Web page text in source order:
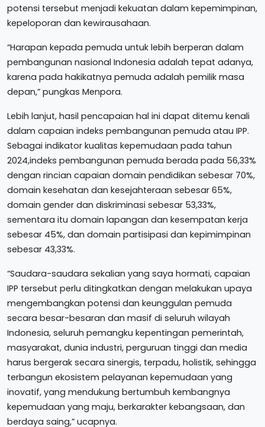
potensi tersebut menjadi kekuatan dalam kepemimpinan,
kepeloporan dan kewirausahaan.
“Harapan kepada pemuda untuk lebih berperan dalam
pembangunan nasional Indonesia adalah tepat adanya,
karena pada hakikatnya pemuda adalah pemilik masa
depan,” pungkas Menpora.
Lebih lanjut, hasil pencapaian hal ini dapat ditemu kenali
dalam capaian indeks pembangunan pemuda atau IPP.
Sebagai indikator kualitas kepemudaan pada tahun
2024,indeks pembangunan pemuda berada pada 56,33%
dengan rincian capaian domain pendidikan sebesar 70%,
domain kesehatan dan kesejahteraan sebesar 65%,
domain gender dan diskriminasi sebesar 53,33%,
sementara itu domain lapangan dan kesempatan kerja
sebesar 45%, dan domain partisipasi dan kepimimpinan
sebesar 43,33%.
“Saudara-saudara sekalian yang saya hormati, capaian
IPP tersebut perlu ditingkatkan dengan melakukan upaya
mengembangkan potensi dan keunggulan pemuda
secara besar-besaran dan masif di seluruh wilayah
Indonesia, seluruh pemangku kepentingan pemerintah,
masyarakat, dunia industri, perguruan tinggi dan media
harus bergerak secara sinergis, terpadu, holistik, sehingga
terbangun ekosistem pelayanan kepemudaan yang
inovatif, yang mendukung bertumbuh kembangnya
kepemudaan yang maju, berkarakter kebangsaan, dan
berdaya saing,” ucapnya.